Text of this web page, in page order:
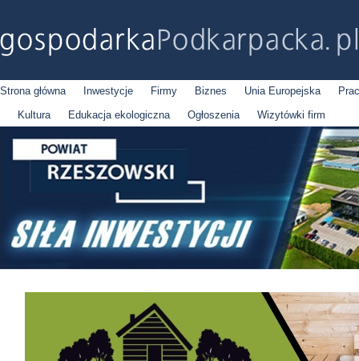
Strona główna Inwestycje Firmy Biznes Unia Europejska
Kultura
Edukacja ekologiczna Ogłoszenia Wizytówki firm